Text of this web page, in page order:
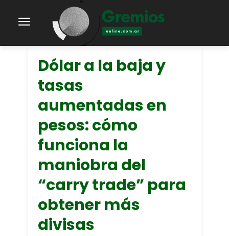
Dólar a la baja y
tasas
aumentadas en
pesos: cómo
funciona la
maniobra del
“carry trade” para
obtener más
divisas